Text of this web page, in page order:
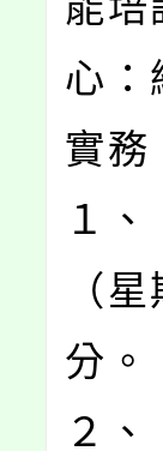
心：
實務
１
（
分。
２